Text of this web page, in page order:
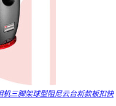
机三脚架球型阻尼云台新款板扣快